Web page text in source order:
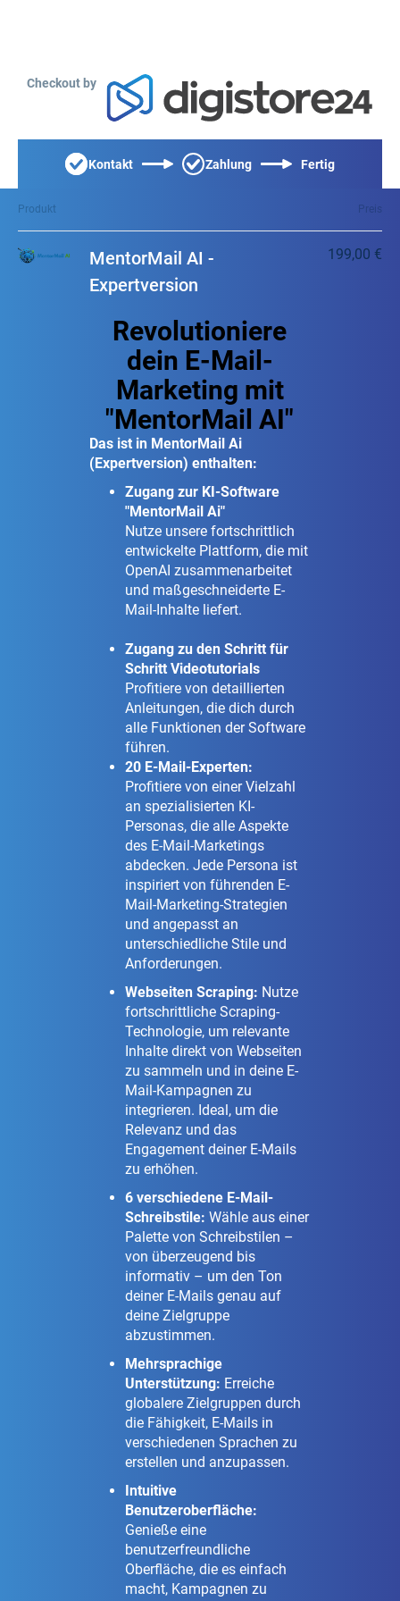
Checkout by
Kontakt Zahlung Fertig
Produkt Preis
MentorMail AI -
Expertversion
Revolutioniere
dein E-Mail-
Marketing mit
"MentorMail AI"
Das ist in MentorMail Ai
(Expertversion) enthalten:
Zugang zur KI-Software
"MentorMail Ai"
Nutze unsere fortschrittlich
entwickelte Plattform, die mit
OpenAI zusammenarbeitet
und maßgeschneiderte E-
Mail-Inhalte liefert.
Zugang zu den Schritt für
Schritt Videotutorials
Profitiere von detaillierten
Anleitungen, die dich durch
alle Funktionen der Software
führen.
20 E-Mail-Experten:
Profitiere von einer Vielzahl
an spezialisierten KI-
Personas, die alle Aspekte
des E-Mail-Marketings
abdecken. Jede Persona ist
inspiriert von führenden E-
Mail-Marketing-Strategien
und angepasst an
unterschiedliche Stile und
Anforderungen.
Webseiten Scraping: Nutze
fortschrittliche Scraping-
Technologie, um relevante
Inhalte direkt von Webseiten
zu sammeln und in deine E-
Mail-Kampagnen zu
integrieren. Ideal, um die
Relevanz und das
Engagement deiner E-Mails
zu erhöhen.
6 verschiedene E-Mail-
Schreibstile: Wähle aus einer
Palette von Schreibstilen –
von überzeugend bis
informativ – um den Ton
deiner E-Mails genau auf
deine Zielgruppe
abzustimmen.
Mehrsprachige
Unterstützung: Erreiche
globalere Zielgruppen durch
die Fähigkeit, E-Mails in
verschiedenen Sprachen zu
erstellen und anzupassen.
Intuitive
Benutzeroberfläche:
Genieße eine
benutzerfreundliche
Oberfläche, die es einfach
macht, Kampagnen zu
199,00 €